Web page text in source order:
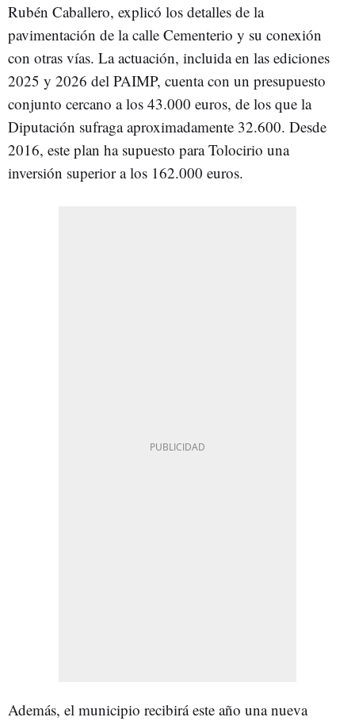
Rubén Caballero, explicó los detalles de la
pavimentación de la calle Cementerio y su conexión
con otras vías. La actuación, incluida en las ediciones
2025 y 2026 del PAIMP, cuenta con un presupuesto
conjunto cercano a los 43.000 euros, de los que la
Diputación sufraga aproximadamente 32.600. Desde
2016, este plan ha supuesto para Tolocirio una
inversión superior a los 162.000 euros.
Además, el municipio recibirá este año una nueva